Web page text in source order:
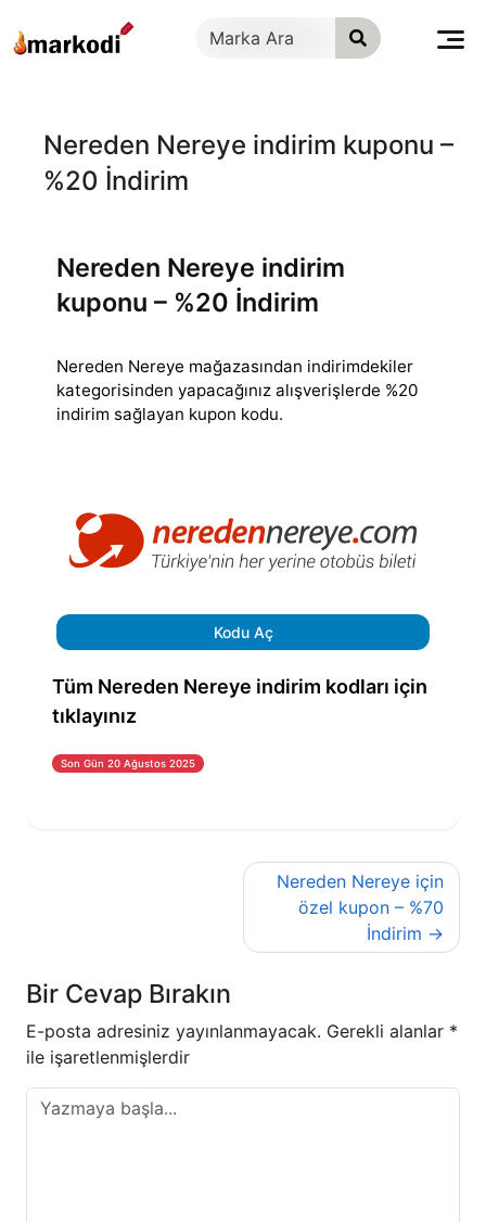
geç
Nereden Nereye indirim kuponu –
%20 İndirim
Nereden Nereye indirim
kuponu – %20 İndirim
Nereden Nereye mağazasından indirimdekiler
kategorisinden yapacağınız alışverişlerde %20
indirim sağlayan kupon kodu.
Kodu Aç
Tüm Nereden Nereye indirim kodları için
tıklayınız
Son Gün 20 Ağustos 2025
Nereden Nereye için
özel kupon – %70
İndirim
Bir Cevap Bırakın
E-posta adresiniz yayınlanmayacak. Gerekli alanlar *
ile işaretlenmişlerdir